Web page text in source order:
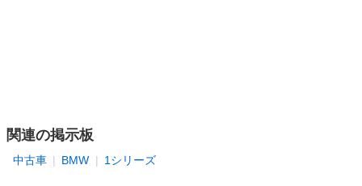
関連の掲示板
中古車 BMW 1シリーズ